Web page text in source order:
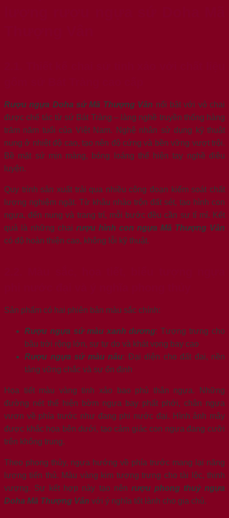
Rượu ngựa Doha sứ Mã Thượng Vân nổi bật với vỏ chai
được chế tác từ sứ Bát Tràng – làng nghề truyền thống hàng
trăm năm tuổi của Việt Nam. Nghệ nhân sử dụng kỹ thuật
nung ở nhiệt độ cao, tạo nên độ cứng và bền vững vượt trội.
Bề mặt sứ mịn màng, bóng loáng thể hiện tay nghề điêu
luyện.
Quy trình sản xuất trải qua nhiều công đoạn kiểm soát chất
lượng nghiệm ngặt. Từ khâu nhào trộn đất sét, tạo hình con
ngựa, đến nung và trang trí, mỗi bước đều cần sự tỉ mỉ. Kết
quả là những chai rượu hình con ngựa Mã Thượng Vân
có độ hoàn thiện cao, không lỗi kỹ thuật.
Sản phẩm có hai phiên bản màu sắc chính:
Rượu ngựa sứ màu xanh dương: Tượng trưng cho
bầu trời rộng lớn, sự tự do và khát vọng bay cao
Rượu ngựa sứ màu nâu: Đại diện cho đất đai, nền
tảng vững chắc và sự ổn định
Họa tiết màu vàng tinh xảo bao phủ thân ngựa. Những
đường nét thể hiện bờm ngựa bay phất phới, chân ngựa
vươn về phía trước như đang phi nước đại. Hình ảnh mây
được khắc họa bên dưới, tạo cảm giác con ngựa đang cưỡi
trên không trung.
Theo phong thủy, ngựa hướng về phía trước mang lại năng
lượng tiến thủ. Màu vàng kim tượng trưng cho tài lộc, thịnh
vượng. Sự kết hợp này tạo nên rượu phong thuỷ ngựa
Doha Mã Thượng Vân với ý nghĩa tốt lành cho gia chủ.